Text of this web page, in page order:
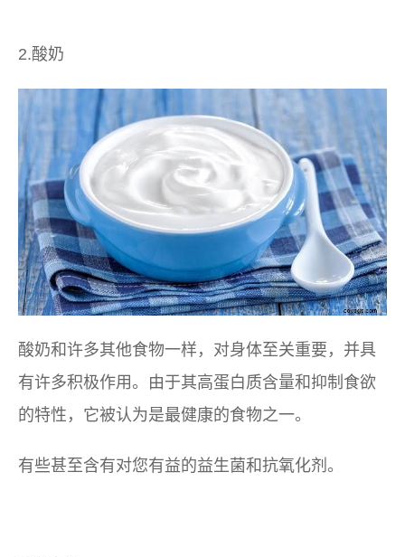
2.酸奶
酸奶和许多其他食物一样，对身体至关重要，并具
有许多积极作用。由于其高蛋白质含量和抑制食欲
的特性，它被认为是最健康的食物之一。
有些甚至含有对您有益的益生菌和抗氧化剂。